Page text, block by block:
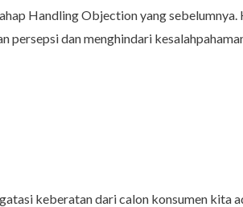
Handling Objection yang sebelumnya.
dan menghindari
keberatan dari calon konsumen kita